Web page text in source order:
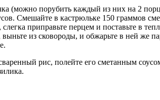
(можно порубить каждый из них на 2
Смешайте в кастрюльке 150 граммов
приправьте перцем и поставьте в
из сковороды, и обжарьте в ней же
рис, полейте его сметанным